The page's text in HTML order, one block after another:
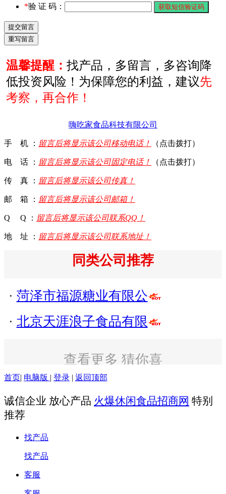
*验 证 码：
温馨提醒：找产品，多留言，多咨询降
低投资风险！为保障您的利益，建议先
考察，再合作！
嗨吃家食品科技有限公司
手 机 ： 留言后将显示该公司移动电话！ （点击拨打）
电 话 ： 留言后将显示该公司固定电话！ （点击拨打）
传 真 ： 留言后将显示该公司传真！
邮 箱 ： 留言后将显示该公司邮箱！
Q Q ： 留言后将显示该公司联系QQ！
地 址 ： 留言后将显示该公司联系地址！
同类公司推荐
· 菏泽市福源糖业有限公
· 北京天涯浪子食品有限
查看更多 猜你喜
欢
首页| 电脑版 | 登录 | 返回顶部
诚信企业 放心产品 火爆休闲食品招商网 特别
推荐
找产品
找产品
客服